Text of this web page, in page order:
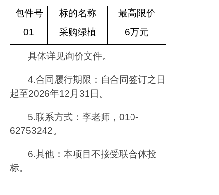
包件号
标的名称
最高限价
01
采购绿植 6万元
具体详见询价文件。
4.合同履行期限： 自合同签订之日
起至2026年12 月 31 日。
5.联系方式：李老师， 010-
62753242。
6.其他：本项目不接受联合体投
标。